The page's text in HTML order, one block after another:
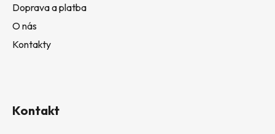
Doprava a platba
O nás
Kontakty
Kontakt